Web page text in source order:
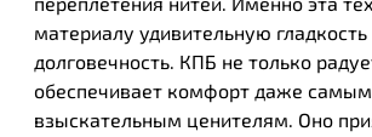
материалу удивительную гладкость
долговечность. КПБ не только
обеспечивает комфорт даже самым
взыскательным ценителям. Оно